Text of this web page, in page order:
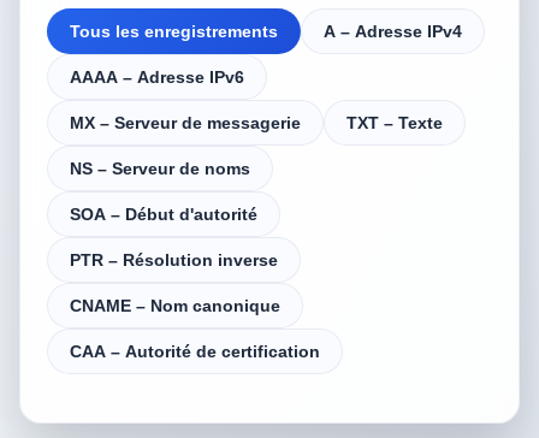
Tous les enregistrements A – Adresse IPv4
AAAA – Adresse IPv6
MX – Serveur de messagerie TXT – Texte
NS – Serveur de noms
SOA – Début d'autorité
PTR – Résolution inverse
CNAME – Nom canonique
CAA – Autorité de certification